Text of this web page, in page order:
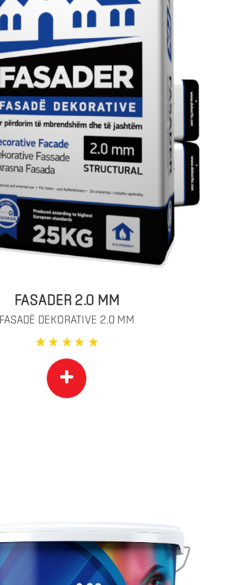
FASADER 2.0 MM
FASADË DEKORATIVE 2.0 MM
+